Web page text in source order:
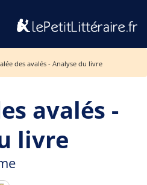
des avalés - Analyse du livre
avalés -
livre